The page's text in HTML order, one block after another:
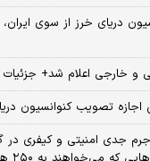
دریای خرز از سوی
و خارجی اعلام شد+ جزئیات
تصویب کنوانسیون
ردپای بیش از ۳ یا ۴ جرم جدی امنیتی و